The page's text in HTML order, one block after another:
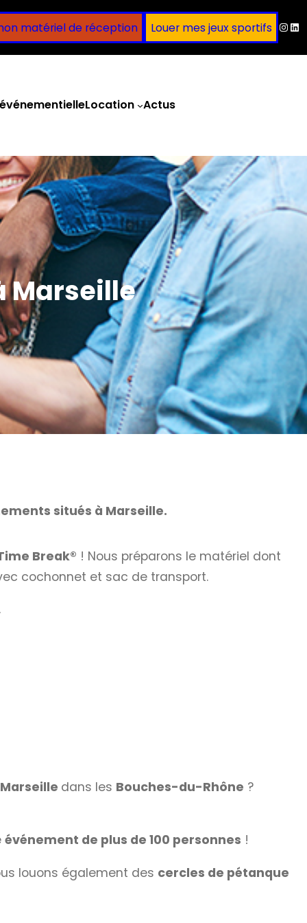
matériel de réception Louer mes jeux sportifs
Location Actus
Marseille
situés à Marseille.
Break® ! Nous préparons le matériel dont
cochonnet et sac de transport.
Marseille dans les Bouches-du-Rhône ?
événement de plus de 100 personnes !
louons également des cercles de pétanque